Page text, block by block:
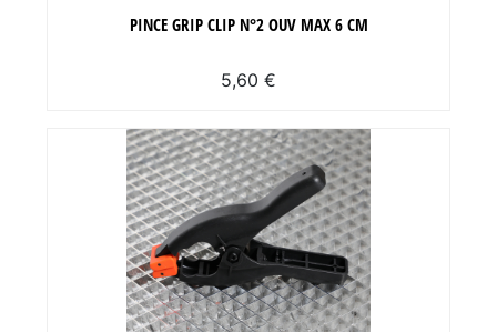
PINCE GRIP CLIP N°2 OUV MAX 6 CM
5,60 €